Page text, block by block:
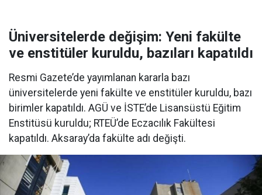
Üniversitelerde değişim: Yeni fakülte
ve enstitüler kuruldu, bazıları kapatıldı
Resmi Gazete’de yayımlanan kararla bazı
üniversitelerde yeni fakülte ve enstitüler kuruldu, bazı
birimler kapatıldı. AGÜ ve İSTE’de Lisansüstü Eğitim
Enstitüsü kuruldu; RTEÜ’de Eczacılık Fakültesi
kapatıldı. Aksaray’da fakülte adı değişti.